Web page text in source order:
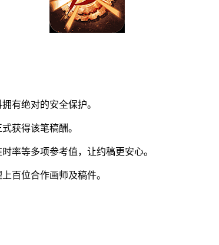
有绝对的安全保护。
获得该笔稿酬。
等多项参考值，让约稿更安心。
百位合作画师及稿件。